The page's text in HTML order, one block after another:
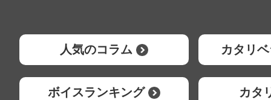
人気のコラム カタリ
ボイスランキング カタ